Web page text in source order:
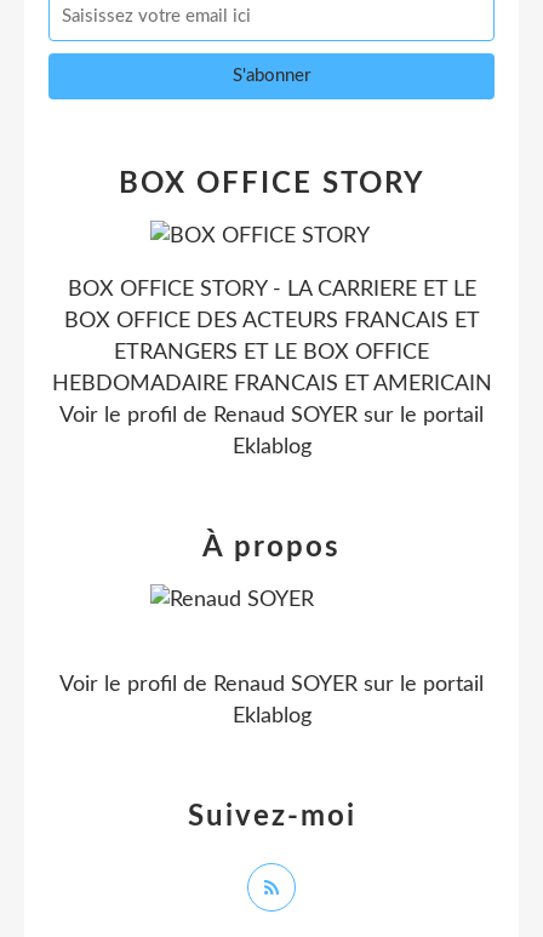
BOX OFFICE STORY
BOX OFFICE STORY - LA CARRIERE ET LE
BOX OFFICE DES ACTEURS FRANCAIS ET
ETRANGERS ET LE BOX OFFICE
HEBDOMADAIRE FRANCAIS ET AMERICAIN
Voir le profil de Renaud SOYER sur le portail
Eklablog
Suivez-moi
À propos
Voir le profil de Renaud SOYER sur le portail
Eklablog